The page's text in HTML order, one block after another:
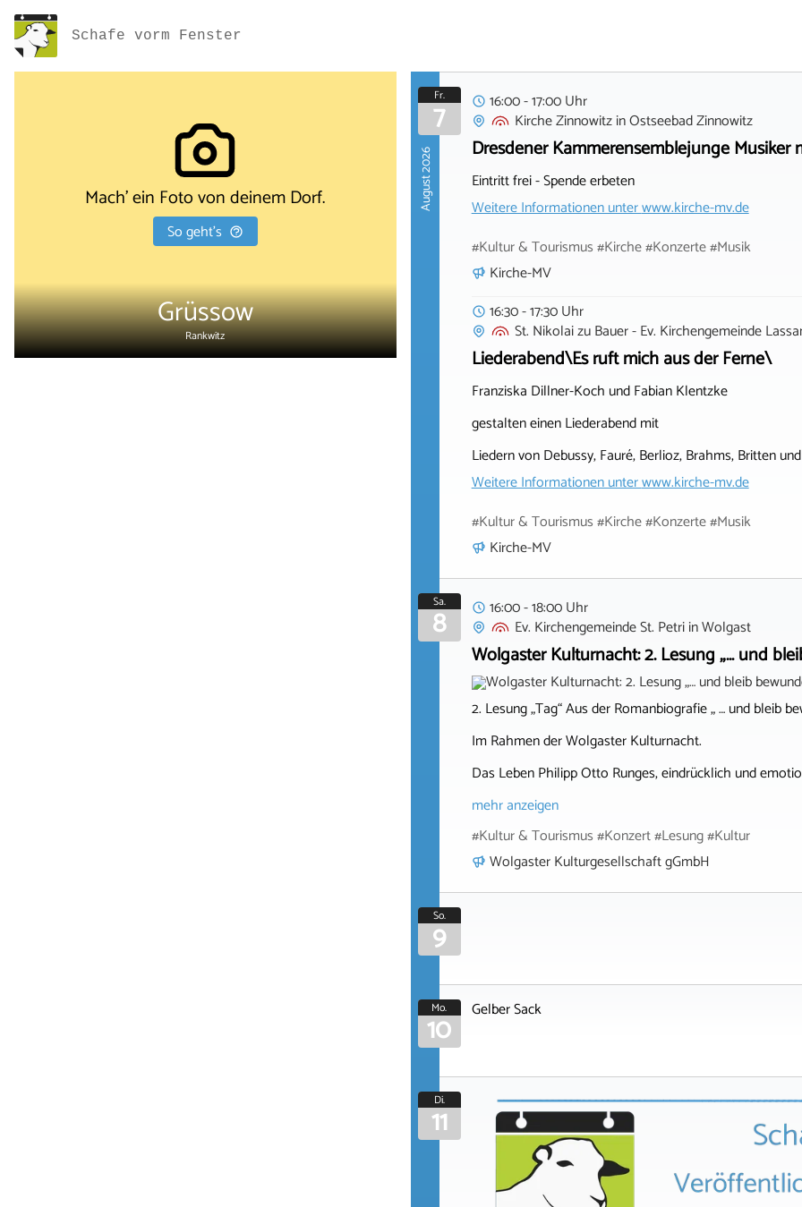
Schafe vorm Fenster
Mach' ein Foto von deinem Dorf.
So geht's
Grüssow
Rankwitz
August 2026
Fr.
7
16:00 - 17:00 Uhr
Kirche ZinnowitzinOstseebad Zinnowitz
Dresdener Kammerensemblejunge Musiker
Eintritt frei - Spende erbeten
Weitere Informationen unterwww.kirche-mv.de
#Kultur & Tourismus #Kirche #Konzerte #Musik
Kirche-MV
16:30 - 17:30 Uhr
St. Nikolai zu Bauer - Ev. Kirchengemeinde
Liederabend\Es ruft mich aus der Ferne\
Franziska Dillner-Koch und Fabian Klentzke
gestalten einen Liederabend mit
Liedern von Debussy, Fauré, Berlioz, Brahms, Britten
Weitere Informationen unterwww.kirche-mv.de
#Kultur & Tourismus #Kirche #Konzerte #Musik
Kirche-MV
Sa.
8
16:00 - 18:00 Uhr
Ev. Kirchengemeinde St. PetriinWolgast
Wolgaster Kulturnacht: 2. Lesung „… und
2. Lesung „Tag“ Aus der Romanbiografie „ … und bleib
Im Rahmen der Wolgaster Kulturnacht.
Das Leben Philipp Otto Runges, eindrücklich und
mehr anzeigen
#Kultur & Tourismus #Konzert #Lesung #Kultur
Wolgaster Kulturgesellschaft gGmbH
So.
9
Mo.
10 Gelber Sack
Di.
11